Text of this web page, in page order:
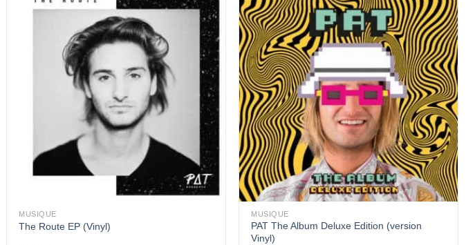
MUSIQUE
The Route EP (Vinyl)
MUSIQUE
PAT The Album Deluxe Edition (version
Vinyl)